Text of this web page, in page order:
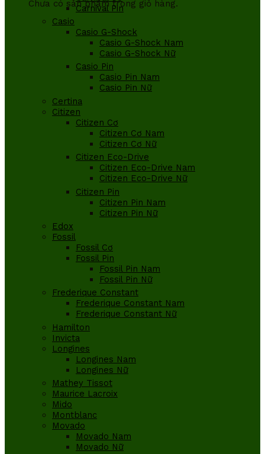
Chưa có sản phẩm trong giỏ hàng.
Carnival Pin
Casio
Casio G-Shock
Casio G-Shock Nam
Casio G-Shock Nữ
Casio Pin
Casio Pin Nam
Casio Pin Nữ
Certina
Citizen
Citizen Cơ
Citizen Cơ Nam
Citizen Cơ Nữ
Citizen Eco-Drive
Citizen Eco-Drive Nam
Citizen Eco-Drive Nữ
Citizen Pin
Citizen Pin Nam
Citizen Pin Nữ
Edox
Fossil
Fossil Cơ
Fossil Pin
Fossil Pin Nam
Fossil Pin Nữ
Frederique Constant
Frederique Constant Nam
Frederique Constant Nữ
Hamilton
Invicta
Longines
Longines Nam
Longines Nữ
Mathey Tissot
Maurice Lacroix
Mido
Montblanc
Movado
Movado Nam
Movado Nữ